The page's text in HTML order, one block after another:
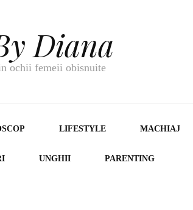
Diana
ochii femeii obisnuite
LIFESTYLE MACHIAJ
UNGHII PARENTING